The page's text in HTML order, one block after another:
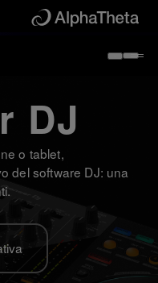
DJ
o tablet,
del software DJ: una